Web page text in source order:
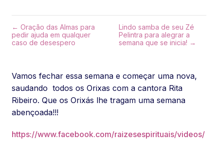
← Oração das Almas para
pedir ajuda em qualquer
caso de desespero
Lindo samba de seu Zé
Pelintra para alegrar a
semana que se inicia! →
Vamos fechar essa semana e começar uma nova,
saudando todos os Orixas com a cantora Rita
Ribeiro. Que os Orixás lhe tragam uma semana
abençoada!!!
https://www.facebook.com/raizesespirituais/videos/